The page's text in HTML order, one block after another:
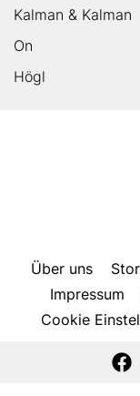
Kalman & Kalman
On
Högl
Über uns
Impressum
Cookie